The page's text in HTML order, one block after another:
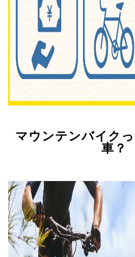
マウンテンバイク
車？